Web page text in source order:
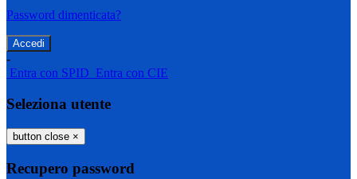
Password dimenticata?
-
Entra con SPID Entra con CIE
Seleziona utente
button close ×
Recupero password